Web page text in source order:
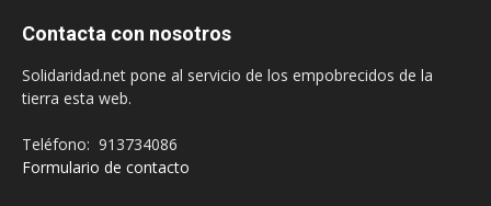
Contacta con nosotros
Solidaridad.net pone al servicio de los empobrecidos de la
tierra esta web.
Teléfono: 913734086
Formulario de contacto